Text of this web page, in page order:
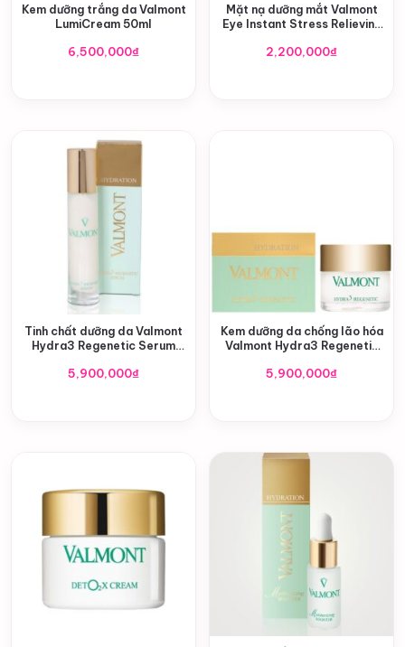
Kem dưỡng trắng da Valmont
LumiCream 50ml
6,500,000₫
Mặt nạ dưỡng mắt Valmont
Eye Instant Stress Relieving
2,200,000₫
Tinh chất dưỡng da Valmont
Hydra3 Regenetic Serum
5,900,000₫
Kem dưỡng da chống lão hóa
Valmont Hydra3 Regenetic
5,900,000₫